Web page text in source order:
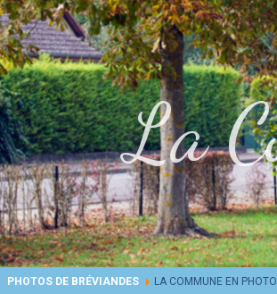
La
PHOTOS DE BRÉVIANDES LA COMMUNE EN